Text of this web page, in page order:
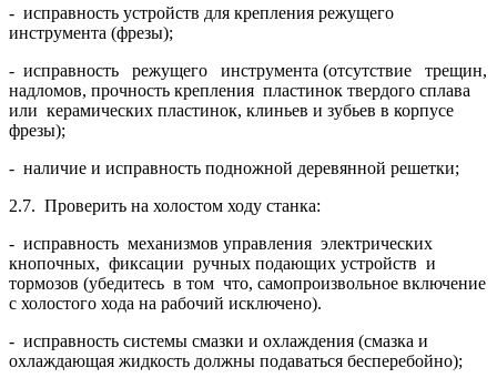
- исправность устройств для крепления режущего
инструмента (фрезы);
- исправность режущего инструмента (отсутствие трещин,
надломов, прочность крепления пластинок твердого сплава
или керамических пластинок, клиньев и зубьев в корпусе
фрезы);
- наличие и исправность подножной деревянной решетки;
2.7. Проверить на холостом ходу станка:
- исправность механизмов управления электрических
кнопочных, фиксации руч­ных подающих устройств и
тормозов (убедитесь в том что, самопроизвольное вклю­чение
с холостого хода на рабочий исключено).
- исправность системы смазки и охлаждения (смазка и
охлаждающая жид­кость должны подаваться бесперебойно);